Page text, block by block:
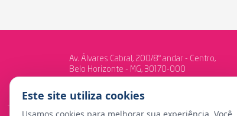
Av. Álvares Cabral, 200/8º andar - Centro,
Belo Horizonte - MG, 30170-000
Este site utiliza cookies